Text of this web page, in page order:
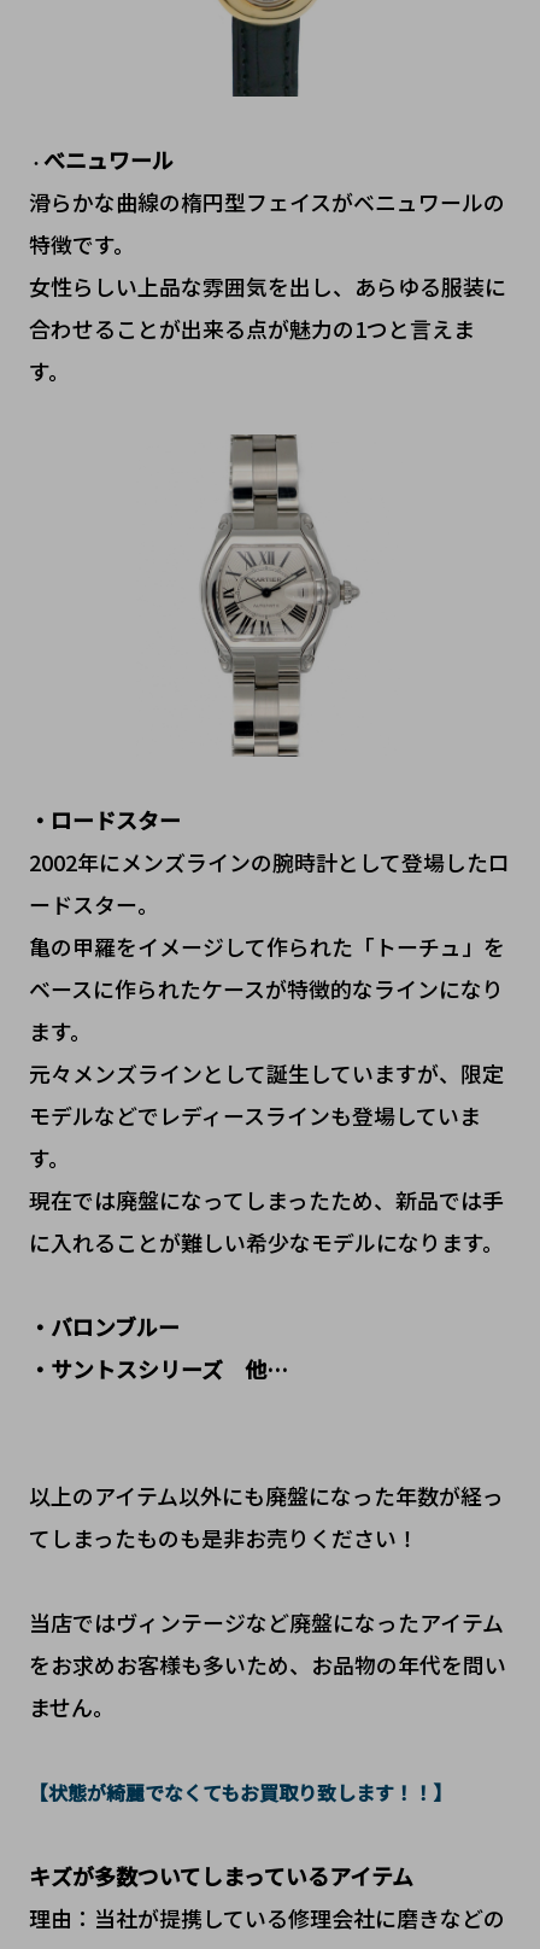
・ べニュワール
滑らかな曲線の楕円型フェイスがベニュワールの
特徴です。
女性らしい上品な雰囲気を出し、あらゆる服装に
合わせることが出来る点が魅力の1つと言えま
す。
・ロードスター
2002年にメンズラインの腕時計として登場したロ
ードスター。
亀の甲羅をイメージして作られた「トーチュ」を
ベースに作られたケースが特徴的なラインになり
ます。
元々メンズラインとして誕生していますが、限定
モデルなどでレディースラインも登場していま
す。
現在では廃盤になってしまったため、新品では手
に入れることが難しい希少なモデルになります。
・バロンブルー
・サントスシリーズ 他…
以上のアイテム以外にも廃盤になった年数が経っ
てしまったものも是非お売りください！
当店ではヴィンテージなど廃盤になったアイテム
をお求めお客様も多いため、お品物の年代を問い
ません。
【状態が綺麗でなくてもお買取り致します！！】
キズが多数ついてしまっているアイテム
理由：当社が提携している修理会社に磨きなどの